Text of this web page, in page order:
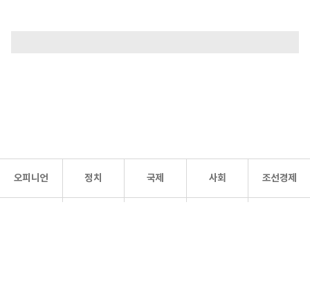
오피니언 정치 국제 사회 조선경제